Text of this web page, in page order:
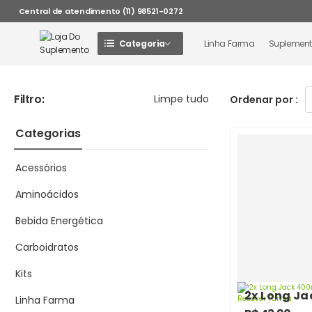
Central de atendimento (11) 98521-0272
Categoria Linha Farma
Filtro: Limpe tudo
Categorias
Acessórios
Aminoácidos
Bebida Energética
Carboidratos
Kits
Linha Farma
Ordenar por :
2x Long